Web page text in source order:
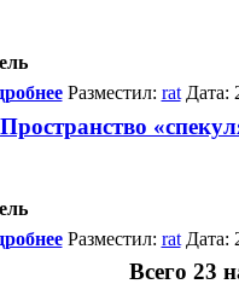
Разместил: ratДата:
Пространство
Разместил: ratДата:
Всего 23